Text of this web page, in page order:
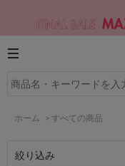
ホーム > すべての商品
絞り込み